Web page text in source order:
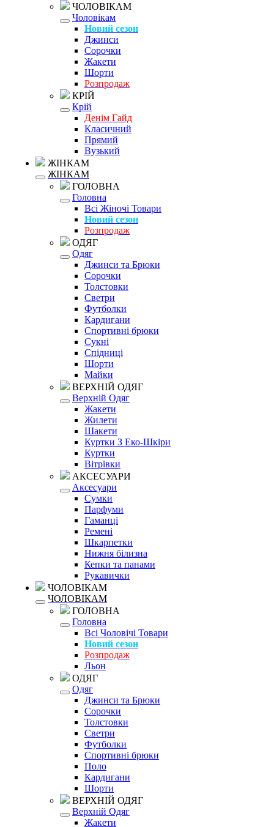
ЧОЛОВІКАМ
Чоловікам
Новий сезон
Джинси
Сорочки
Жакети
Шорти
Розпродаж
КРІЙ
Крій
Денім Гайд
Класичний
Прямий
Вузький
ЖІНКАМ
ЖІНКАМ
ГОЛОВНА
Головна
Всі Жіночі Товари
Новий сезон
Розпродаж
ОДЯГ
Одяг
Джинси та Брюки
Сорочки
Толстовки
Светри
Футболки
Кардигани
Спортивні брюки
Сукні
Спідниці
Шорти
Майки
ВЕРХНІЙ ОДЯГ
Верхній Одяг
Жакети
Жилети
Шакети
Куртки З Еко-Шкіри
Куртки
Вітрівки
АКСЕСУАРИ
Аксесуари
Сумки
Парфуми
Гаманці
Ремені
Шкарпетки
Нижня білизна
Кепки та панами
Рукавички
ЧОЛОВІКАМ
ЧОЛОВІКАМ
ГОЛОВНА
Головна
Всі Чоловічі Товари
Новий сезон
Розпродаж
Льон
ОДЯГ
Одяг
Джинси та Брюки
Сорочки
Толстовки
Светри
Футболки
Спортивні брюки
Поло
Кардигани
Шорти
ВЕРХНІЙ ОДЯГ
Верхній Одяг
Жакети